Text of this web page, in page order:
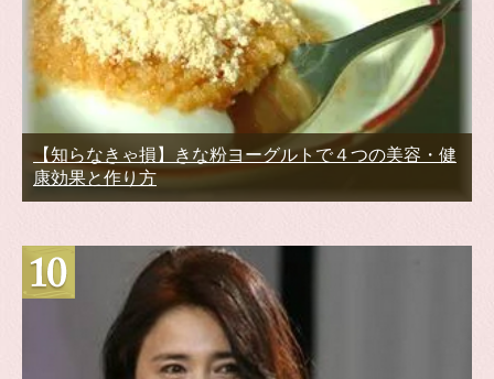
【知らなきゃ損】きな粉ヨーグルトで４つの美容・健
康効果と作り方